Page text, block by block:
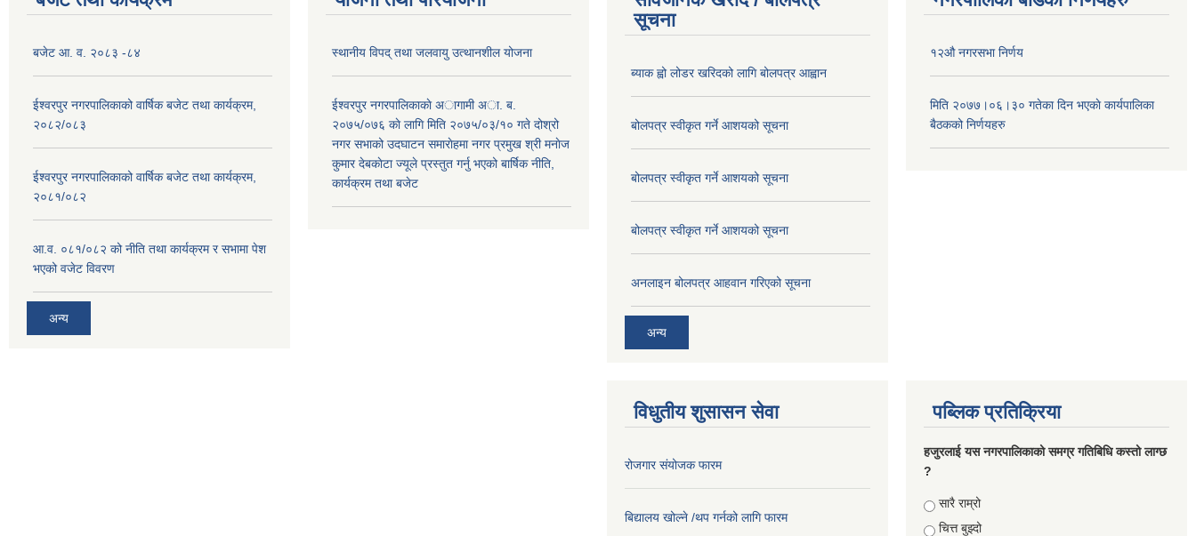
बजेट आ. व. २०८३ -८४
ईश्वरपुर नगरपालिकाको वार्षिक बजेट तथा कार्यक्रम,
२०८२/०८३
ईश्वरपुर नगरपालिकाको वार्षिक बजेट तथा कार्यक्रम,
२०८१/०८२
आ.व. ०८१/०८२ को नीति तथा कार्यक्रम र सभामा पेश
भएको वजेट विवरण
अन्य
स्थानीय विपद् तथा जलवायु उत्थानशील योजना
ईश्वरपुर नगरपालिकाकाे अागामी अा. ब.
२०७५/०७६ काे लागि मिति २०७५/०३/१० गते दोश्रो
नगर सभाको उदघाटन समाराेहमा नगर प्रमुख श्री मनाेज
कुमार देबकाेटा ज्यूले प्रस्तुत गर्नु भएको बार्षिक नीति,
कार्यक्रम तथा बजेट
सूचना
ब्याक ह्वो लोडर खरिदको लागि बोलपत्र आह्वान
बोलपत्र स्वीकृत गर्ने आशयको सूचना
बोलपत्र स्वीकृत गर्ने आशयको सूचना
बोलपत्र स्वीकृत गर्ने आशयको सूचना
अनलाइन बोलपत्र आहवान गरिएको सूचना
अन्य
१२औ नगरसभा निर्णय
मिति २०७७।०६।३० गतेका दिन भएकाे कार्यपालिका
बैठकको निर्णयहरु
विधुतीय शुसासन सेवा
रोजगार संयोजक फारम
बिद्यालय खोल्ने /थप गर्नको लागि फारम
पब्लिक प्रतिक्रिया
हजुरलाई यस नगरपालिकाको समग्र गतिबिधि कस्तो लाग्छ
?
Choices
सारै राम्रो
चित्त बुझ्दो